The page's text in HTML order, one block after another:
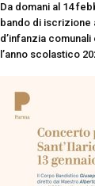
Da domani al 14
bando di iscrizione
d’infanzia
l’anno scolastico